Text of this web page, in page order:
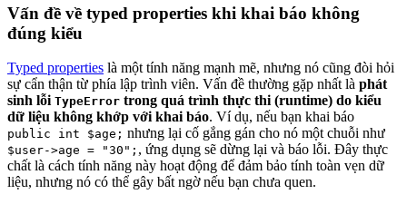
Vấn đề về typed properties khi khai báo không
đúng kiểu
Typed properties là một tính năng mạnh mẽ, nhưng nó cũng đòi hỏi
sự cẩn thận từ phía lập trình viên. Vấn đề thường gặp nhất là phát
sinh lỗi TypeError trong quá trình thực thi (runtime) do kiểu
dữ liệu không khớp với khai báo. Ví dụ, nếu bạn khai báo
public int $age; nhưng lại cố gắng gán cho nó một chuỗi như
$user->age = "30"; , ứng dụng sẽ dừng lại và báo lỗi. Đây thực
chất là cách tính năng này hoạt động để đảm bảo tính toàn vẹn dữ
liệu, nhưng nó có thể gây bất ngờ nếu bạn chưa quen.